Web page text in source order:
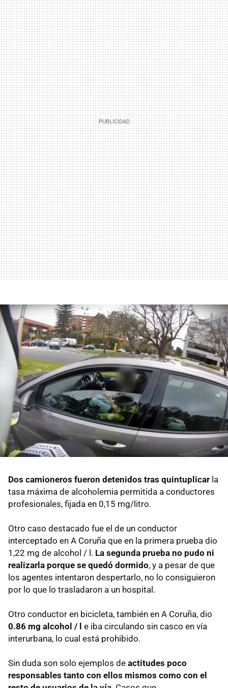
Dos camioneros fueron detenidos tras quintuplicar la
tasa máxima de alcoholemia permitida a conductores
profesionales, fijada en 0,15 mg/litro.
Otro caso destacado fue el de un conductor
interceptado en A Coruña que en la primera prueba dio
1,22 mg de alcohol / l. La segunda prueba no pudo ni
realizarla porque se quedó dormido, y a pesar de que
los agentes intentaron despertarlo, no lo consiguieron
por lo que lo trasladaron a un hospital.
Otro conductor en bicicleta, también en A Coruña, dio
0.86 mg alcohol / l e iba circulando sin casco en vía
interurbana, lo cual está prohibido.
Sin duda son solo ejemplos de actitudes poco
responsables tanto con ellos mismos como con el